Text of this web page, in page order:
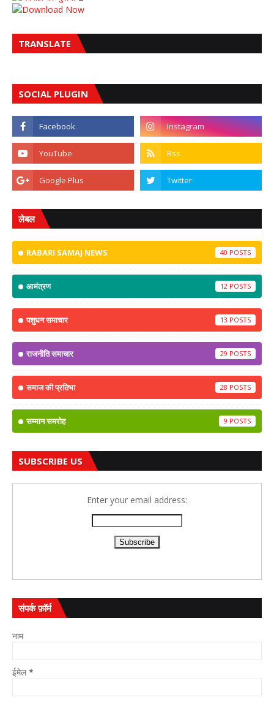
Download Now
TRANSLATE
SOCIAL PLUGIN
लेबल
RABARI SAMAJ NEWS 40
आमंत्रण 12
पशुधन समाचार 13
राजनीति समाचार 29
समाज की प्रतिभा 28
सम्मान समरोह 9
SUBSCRIBE US
Enter your email address:
संपर्क फ़ॉर्म
नाम
ईमेल*